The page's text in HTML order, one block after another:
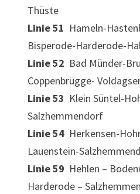
Thüste
Linie 51 Hameln-
Bisperode-Harderode-
Linie 52 Bad Münder-
Coppenbrügge-
Linie 53 Klein Süntel-
Salzhemmendorf
Linie 54Herkensen-
Lauenstein-
Linie 59 Hehlen –
Harderode –